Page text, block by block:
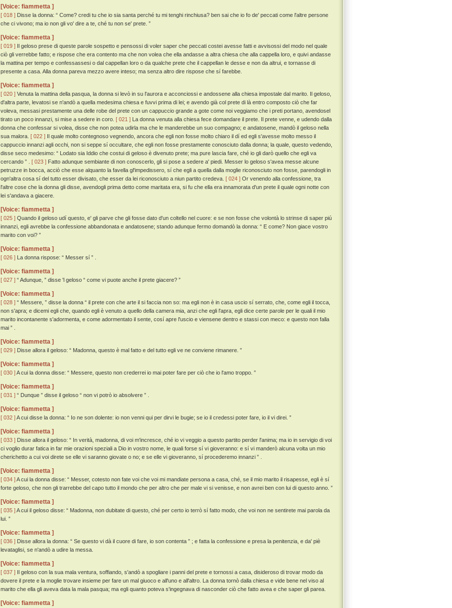
[Voice: fiammetta ]
[ 018 ] Disse la donna: “ Come? credi tu che io sia santa perché tu mi tenghi rinchiusa? ben sai che io fo de' peccati come l'altre persone
che ci vivono; ma io non gli vo' dire a te, ché tu non se' prete. ”
[Voice: fiammetta ]
[ 019 ] Il geloso prese di queste parole sospetto e pensossi di voler saper che peccati costei avesse fatti e avvisossi del modo nel quale
ciò gli verrebbe fatto; e rispose che era contento ma che non volea che ella andasse a altra chiesa che alla cappella loro, e quivi andasse
la mattina per tempo e confessassesi o dal cappellan loro o da qualche prete che il cappellan le desse e non da altrui, e tornasse di
presente a casa. Alla donna pareva mezzo avere inteso; ma senza altro dire rispose che sí farebbe.
[Voice: fiammetta ]
[ 020 ] Venuta la mattina della pasqua, la donna si levò in su l'aurora e acconciossi e andossene alla chiesa impostale dal marito. Il geloso,
d'altra parte, levatosi se n'andò a quella medesima chiesa e fuvvi prima di lei; e avendo già col prete di là entro composto ciò che far
voleva, messasi prestamente una delle robe del prete con un cappuccio grande a gote come noi veggiamo che i preti portano, avendosel
tirato un poco innanzi, si mise a sedere in coro. [ 021 ] La donna venuta alla chiesa fece domandare il prete. Il prete venne, e udendo dalla
donna che confessar si volea, disse che non potea udirla ma che le manderebbe un suo compagno; e andatosene, mandò il geloso nella
sua malora. [ 022 ] Il quale molto contegnoso vegnendo, ancora che egli non fosse molto chiaro il dí ed egli s'avesse molto messo il
cappuccio innanzi agli occhi, non si seppe sí occultare, che egli non fosse prestamente conosciuto dalla donna; la quale, questo vedendo,
disse seco medesimo: “ Lodato sia Iddio che costui di geloso è divenuto prete; ma pure lascia fare, ché io gli darò quello che egli va
cercando ” . [ 023 ] Fatto adunque sembiante di non conoscerlo, gli si pose a sedere a' piedi. Messer lo geloso s'avea messe alcune
petruzze in bocca, acciò che esse alquanto la favella gl'impedissero, sí che egli a quella dalla moglie riconosciuto non fosse, parendogli in
ogn'altra cosa sí del tutto esser divisato, che esser da lei riconosciuto a niun partito credeva. [ 024 ] Or venendo alla confessione, tra
l'altre cose che la donna gli disse, avendogli prima detto come maritata era, si fu che ella era innamorata d'un prete il quale ogni notte con
lei s'andava a giacere.
[Voice: fiammetta ]
[ 025 ] Quando il geloso udí questo, e' gli parve che gli fosse dato d'un coltello nel cuore: e se non fosse che volontà lo strinse di saper piú
innanzi, egli avrebbe la confessione abbandonata e andatosene; stando adunque fermo domandò la donna: “ E come? Non giace vostro
marito con voi? ”
[Voice: fiammetta ]
[ 026 ] La donna rispose: “ Messer sí ” .
[Voice: fiammetta ]
[ 027 ] “ Adunque, ” disse 'l geloso “ come vi puote anche il prete giacere? ”
[Voice: fiammetta ]
[ 028 ] “ Messere, ” disse la donna “ il prete con che arte il si faccia non so: ma egli non è in casa uscio sí serrato, che, come egli il tocca,
non s'apra; e dicemi egli che, quando egli è venuto a quello della camera mia, anzi che egli l'apra, egli dice certe parole per le quali il mio
marito incontanente s'adormenta, e come adormentato il sente, cosí apre l'uscio e viensene dentro e stassi con meco: e questo non falla
mai ” .
[Voice: fiammetta ]
[ 029 ] Disse allora il geloso: “ Madonna, questo è mal fatto e del tutto egli ve ne conviene rimanere. ”
[Voice: fiammetta ]
[ 030 ]A cui la donna disse: “ Messere, questo non crederrei io mai poter fare per ciò che io l'amo troppo. ”
[Voice: fiammetta ]
[ 031 ] “ Dunque ” disse il geloso “ non vi potrò io absolvere ” .
[Voice: fiammetta ]
[ 032 ]A cui disse la donna: “ Io ne son dolente: io non venni qui per dirvi le bugie; se io il credessi poter fare, io il vi direi. ”
[Voice: fiammetta ]
[ 033 ] Disse allora il geloso: “ In verità, madonna, di voi m'incresce, ché io vi veggio a questo partito perder l'anima; ma io in servigio di voi
ci voglio durar fatica in far mie orazioni speziali a Dio in vostro nome, le quali forse sí vi gioveranno: e sí vi manderò alcuna volta un mio
cherichetto a cui voi direte se elle vi saranno giovate o no; e se elle vi gioveranno, sí procederemo innanzi ” .
[Voice: fiammetta ]
[ 034 ]A cui la donna disse: “ Messer, cotesto non fate voi che voi mi mandiate persona a casa, ché, se il mio marito il risapesse, egli è sí
forte geloso, che non gli trarrebbe del capo tutto il mondo che per altro che per male vi si venisse, e non avrei ben con lui di questo anno. ”
[Voice: fiammetta ]
[ 035 ]A cui il geloso disse: “ Madonna, non dubitate di questo, ché per certo io terrò sí fatto modo, che voi non ne sentirete mai parola da
lui. ”
[Voice: fiammetta ]
[ 036 ] Disse allora la donna: “ Se questo vi dà il cuore di fare, io son contenta ” ; e fatta la confessione e presa la penitenzia, e da' piè
levataglisi, se n'andò a udire la messa.
[Voice: fiammetta ]
[ 037 ] Il geloso con la sua mala ventura, soffiando, s'andò a spogliare i panni del prete e tornossi a casa, disideroso di trovar modo da
dovere il prete e la moglie trovare insieme per fare un mal giuoco e all'uno e all'altro. La donna tornò dalla chiesa e vide bene nel viso al
marito che ella gli aveva data la mala pasqua; ma egli quanto poteva s'ingegnava di nasconder ciò che fatto avea e che saper gli parea.
[Voice: fiammetta ]